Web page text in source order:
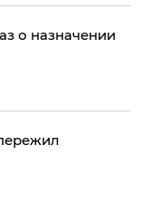
о назначении